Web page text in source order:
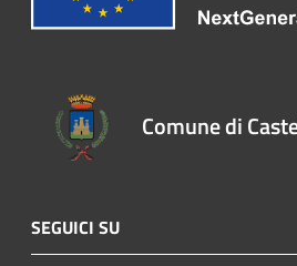
Comune di
SEGUICI SU